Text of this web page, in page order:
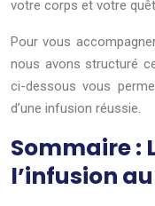
votre corps et votre
Pour vous
nous avons structuré
ci-dessous vous
d’une infusion réussie.
Sommaire :
l’infusion